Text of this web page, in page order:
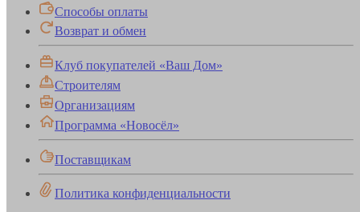
Способы оплаты
Возврат и обмен
Клуб покупателей «Ваш Дом»
Строителям
Организациям
Программа «Новосёл»
Поставщикам
Политика конфиденциальности